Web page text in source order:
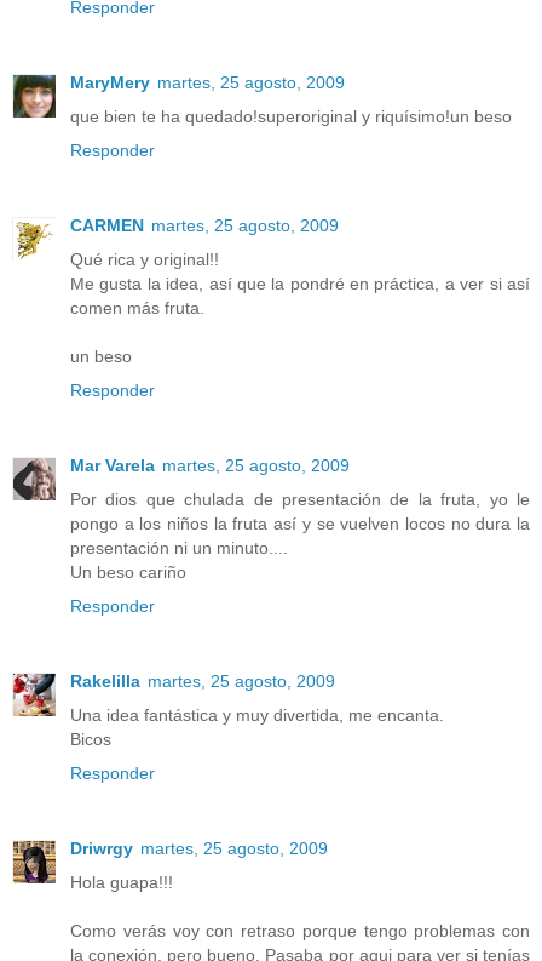
Responder
MaryMery martes, 25 agosto, 2009
que bien te ha quedado!superoriginal y riquísimo!un beso
Responder
CARMEN martes, 25 agosto, 2009
Qué rica y original!!
Me gusta la idea, así que la pondré en práctica, a ver si así
comen más fruta.
un beso
Responder
Mar Varela martes, 25 agosto, 2009
Por dios que chulada de presentación de la fruta, yo le
pongo a los niños la fruta así y se vuelven locos no dura la
presentación ni un minuto....
Un beso cariño
Responder
Rakelilla martes, 25 agosto, 2009
Una idea fantástica y muy divertida, me encanta.
Bicos
Responder
Driwrgy martes, 25 agosto, 2009
Hola guapa!!!
Como verás voy con retraso porque tengo problemas con
la conexión, pero bueno, Pasaba por aqui para ver si tenías